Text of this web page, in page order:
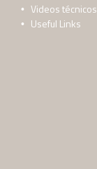
Videos técnicos
Useful Links